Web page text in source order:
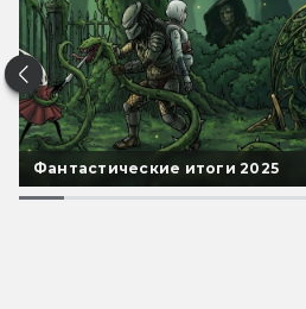
Фантастические итоги 2025